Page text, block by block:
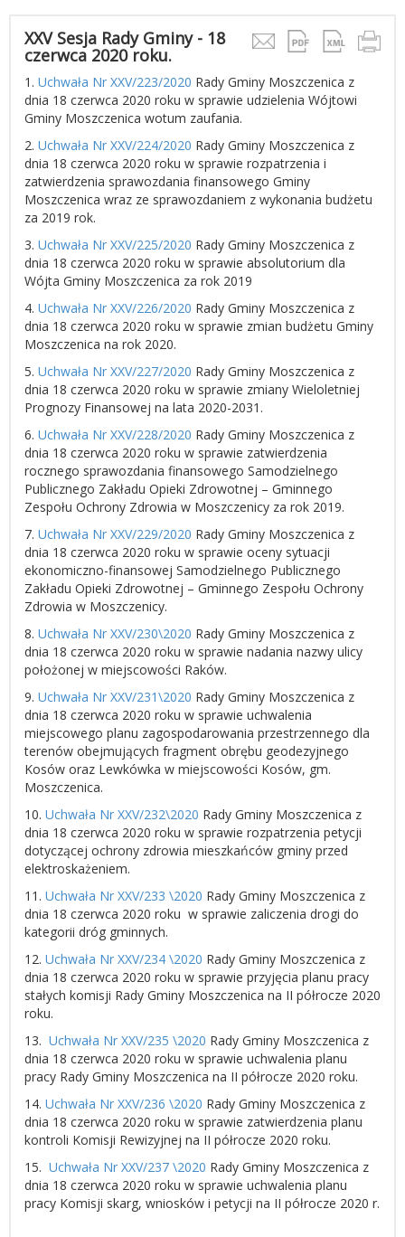
XXV Sesja Rady Gminy - 18
czerwca 2020 roku.
1. Uchwała Nr XXV/223/2020 Rady Gminy Moszczenica z
dnia 18 czerwca 2020 roku w sprawie udzielenia Wójtowi
Gminy Moszczenica wotum zaufania.
2. Uchwała Nr XXV/224/2020 Rady Gminy Moszczenica z
dnia 18 czerwca 2020 roku w sprawie rozpatrzenia i
zatwierdzenia sprawozdania finansowego Gminy
Moszczenica wraz ze sprawozdaniem z wykonania budżetu
za 2019 rok.
3. Uchwała Nr XXV/225/2020 Rady Gminy Moszczenica z
dnia 18 czerwca 2020 roku w sprawie absolutorium dla
Wójta Gminy Moszczenica za rok 2019
4. Uchwała Nr XXV/226/2020 Rady Gminy Moszczenica z
dnia 18 czerwca 2020 roku w sprawie zmian budżetu Gminy
Moszczenica na rok 2020.
5. Uchwała Nr XXV/227/2020 Rady Gminy Moszczenica z
dnia 18 czerwca 2020 roku w sprawie zmiany Wieloletniej
Prognozy Finansowej na lata 2020-2031.
6. Uchwała Nr XXV/228/2020 Rady Gminy Moszczenica z
dnia 18 czerwca 2020 roku w sprawie zatwierdzenia
rocznego sprawozdania finansowego Samodzielnego
Publicznego Zakładu Opieki Zdrowotnej – Gminnego
Zespołu Ochrony Zdrowia w Moszczenicy za rok 2019.
7. Uchwała Nr XXV/229/2020 Rady Gminy Moszczenica z
dnia 18 czerwca 2020 roku w sprawie oceny sytuacji
ekonomiczno-finansowej Samodzielnego Publicznego
Zakładu Opieki Zdrowotnej – Gminnego Zespołu Ochrony
Zdrowia w Moszczenicy.
8. Uchwała Nr XXV/230\2020 Rady Gminy Moszczenica z
dnia 18 czerwca 2020 roku w sprawie nadania nazwy ulicy
położonej w miejscowości Raków.
9. Uchwała Nr XXV/231\2020 Rady Gminy Moszczenica z
dnia 18 czerwca 2020 roku w sprawie uchwalenia
miejscowego planu zagospodarowania przestrzennego dla
terenów obejmujących fragment obrębu geodezyjnego
Kosów oraz Lewkówka w miejscowości Kosów, gm.
Moszczenica.
10. Uchwała Nr XXV/232\2020 Rady Gminy Moszczenica z
dnia 18 czerwca 2020 roku w sprawie rozpatrzenia petycji
dotyczącej ochrony zdrowia mieszkańców gminy przed
elektroskażeniem.
11. Uchwała Nr XXV/233 \2020 Rady Gminy Moszczenica z
dnia 18 czerwca 2020 roku w sprawie zaliczenia drogi do
kategorii dróg gminnych.
12. Uchwała Nr XXV/234 \2020 Rady Gminy Moszczenica z
dnia 18 czerwca 2020 roku w sprawie przyjęcia planu pracy
stałych komisji Rady Gminy Moszczenica na II półrocze 2020
roku.
13. Uchwała Nr XXV/235 \2020 Rady Gminy Moszczenica z
dnia 18 czerwca 2020 roku w sprawie uchwalenia planu
pracy Rady Gminy Moszczenica na II półrocze 2020 roku.
14. Uchwała Nr XXV/236 \2020 Rady Gminy Moszczenica z
dnia 18 czerwca 2020 roku w sprawie zatwierdzenia planu
kontroli Komisji Rewizyjnej na II półrocze 2020 roku.
15. Uchwała Nr XXV/237 \2020 Rady Gminy Moszczenica z
dnia 18 czerwca 2020 roku w sprawie uchwalenia planu
pracy Komisji skarg, wniosków i petycji na II półrocze 2020 r.